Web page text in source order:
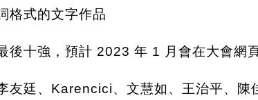
格式的文字作品
後十強，預計 2023 年 1 月會在大會網
友廷、Karencici、文慧如、王治平、陳